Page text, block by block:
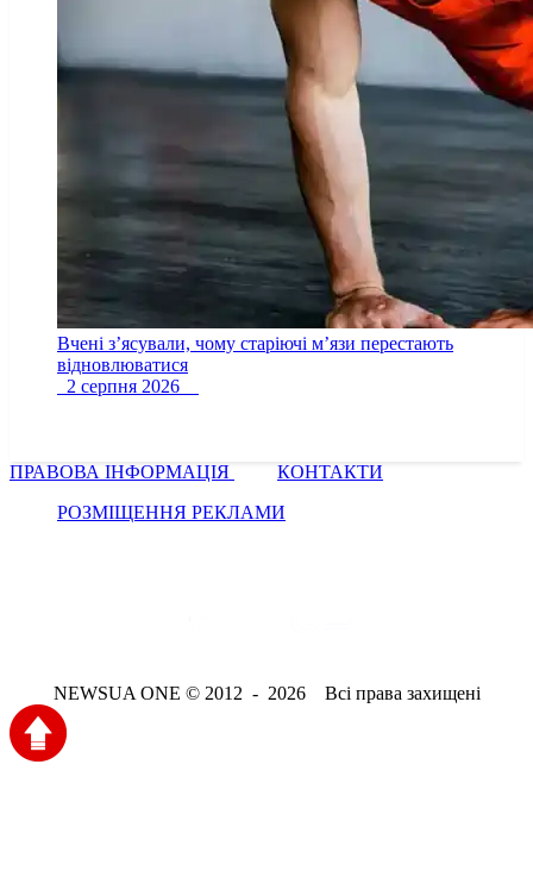
Вчені з’ясували, чому старіючі м’язи перестають
відновлюватися
2 серпня 2026
ПРАВОВА ІНФОРМАЦІЯ
КОНТАКТИ
РОЗМІЩЕННЯ РЕКЛАМИ
NEWSUA ONE © 2012 - 2026 Всі права захищені